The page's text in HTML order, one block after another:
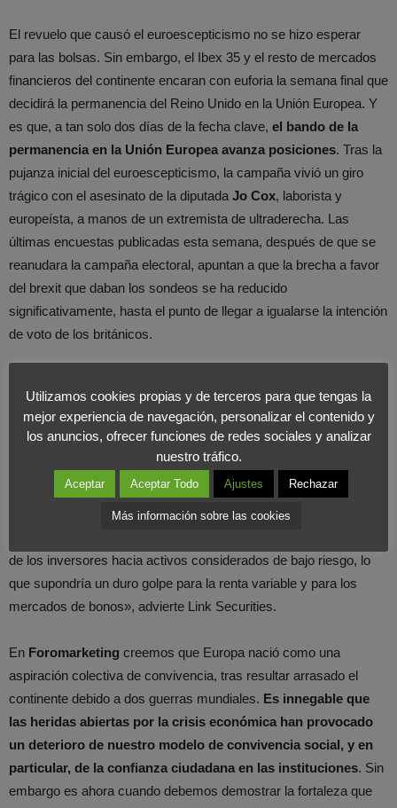
El revuelo que causó el euroescepticismo no se hizo esperar
para las bolsas. Sin embargo, el Ibex 35 y el resto de mercados
financieros del continente encaran con euforia la semana final que
decidirá la permanencia del Reino Unido en la Unión Europea. Y
es que, a tan solo dos días de la fecha clave, el bando de la
permanencia en la Unión Europea avanza posiciones. Tras la
pujanza inicial del euroescepticismo, la campaña vivió un giro
trágico con el asesinato de la diputadaJo Cox, laborista y
europeísta, a manos de un extremista de ultraderecha. Las
últimas encuestas publicadas esta semana, después de que se
reanudara la campaña electoral, apuntan a que la brecha a favor
del brexit que daban los sondeos se ha reducido
significativamente, hasta el punto de llegar a igualarse la intención
de voto de los británicos.
El referéndum de Reino Unido del
día 23 marcará el futuro de la Unión
«Un voto mayoritario a favor de abandonar la UE generaría
de los inversores hacia activos considerados de bajo riesgo, lo
que supondría un duro golpe para la renta variable y para los
mercados de bonos», advierte Link Securities.
En Foromarketing creemos que Europa nació como una
aspiración colectiva de convivencia, tras resultar arrasado el
continente debido a dos guerras mundiales. Es innegable que
las heridas abiertas por la crisis económica han provocado
un deterioro de nuestro modelo de convivencia social, y en
particular, de la confianza ciudadana en las instituciones. Sin
embargo es ahora cuando debemos demostrar la fortaleza que
Utilizamos cookies propias y de terceros para que tengas la
mejor experiencia de navegación, personalizar el contenido y
los anuncios, ofrecer funciones de redes sociales y analizar
nuestro tráfico.
Aceptar Aceptar Todo Ajustes Rechazar
Más información sobre las cookies